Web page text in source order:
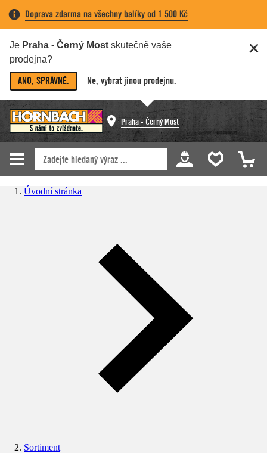
Doprava zdarma na všechny balíky od 1 500 Kč
Je Praha - Černý Most skutečně vaše
prodejna?
ANO, SPRÁVNĚ. Ne, vybrat jinou prodejnu.
Praha - Černý Most
Úvodní stránka
Sortiment